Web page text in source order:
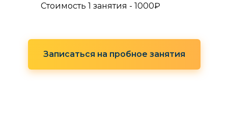
Стоимость 1 занятия - 1000₽
Записаться на пробное занятия